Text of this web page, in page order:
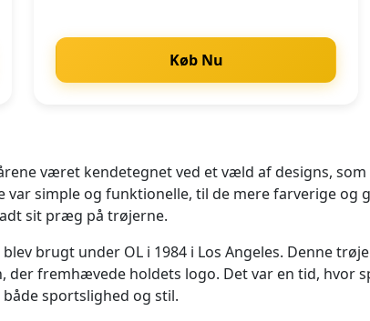
Køb Nu
været kendetegnet ved et væld af designs,
var simple og funktionelle, til de mere farverige
sit præg på trøjerne.
brugt under OL i 1984 i Los Angeles. Denne
der fremhævede holdets logo. Det var en tid, hvor
sportslighed og stil.